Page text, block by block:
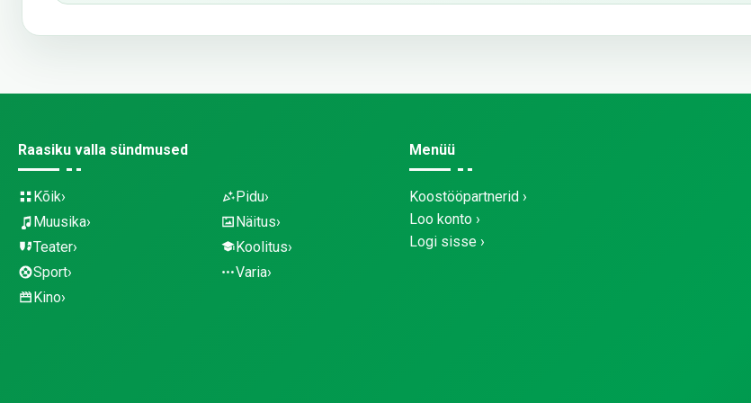
Raasiku valla sündmused
Kõik
Muusika
Teater
Sport
Kino
Pidu
Näitus
Koolitus
Varia
Menüü
Koostööpartnerid
Loo konto
Logi sisse